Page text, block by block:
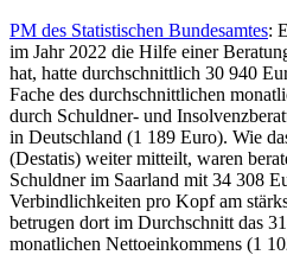
PM des Statistischen Bundesamtes:
im Jahr 2022 die Hilfe einer
hat, hatte durchschnittlich 30 940
Fache des durchschnittlichen
durch Schuldner- und
in Deutschland (1 189 Euro). Wie
(Destatis) weiter mitteilt, waren
Schuldner im Saarland mit 34 308
Verbindlichkeiten pro Kopf am
betrugen dort im Durchschnitt das
monatlichen Nettoeinkommens (1